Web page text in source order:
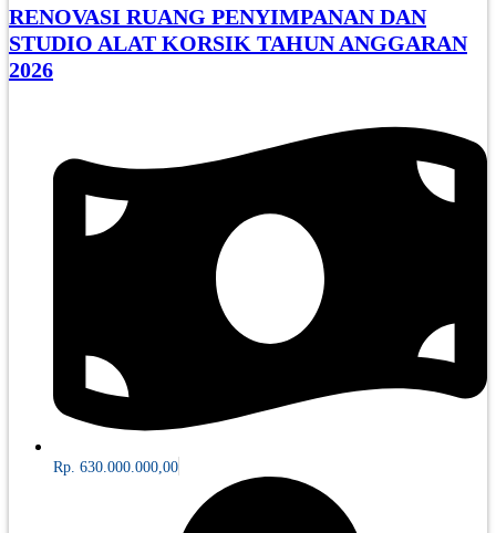
RENOVASI RUANG PENYIMPANAN DAN
STUDIO ALAT KORSIK TAHUN ANGGARAN
2026
Rp. 630.000.000,00